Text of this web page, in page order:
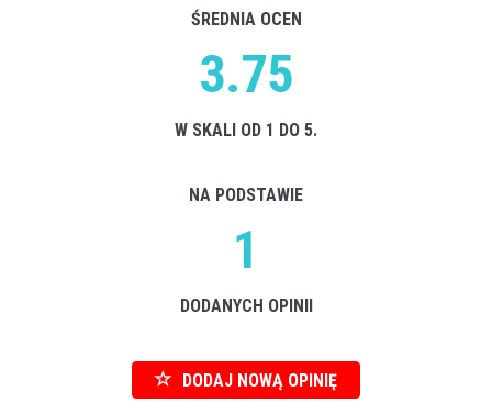
ŚREDNIA OCEN
3.75
W SKALI OD 1 DO 5.
NA PODSTAWIE
1
DODANYCH OPINII
DODAJ NOWĄ OPINIĘ